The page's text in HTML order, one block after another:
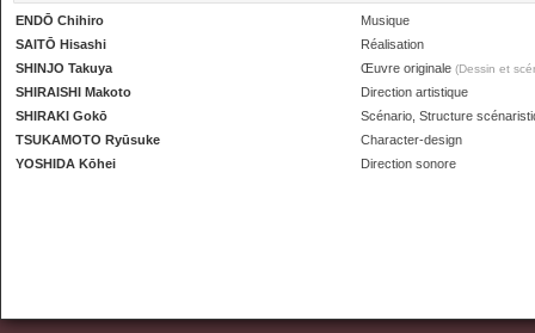
ENDŌ Chihiro
Musique
SAITŌ Hisashi
Réalisation
SHINJO Takuya
Œuvre originale (Dessin et
SHIRAISHI Makoto
Direction artistique
SHIRAKI Gokō
Scénario, Structure
TSUKAMOTO Ryūsuke
Character-design
YOSHIDA Kōhei
Direction sonore